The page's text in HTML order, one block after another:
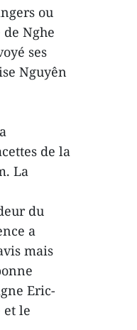
ou
Nghe
ses
Nguyên
de la
La
du
a
mais
Eric-
et le